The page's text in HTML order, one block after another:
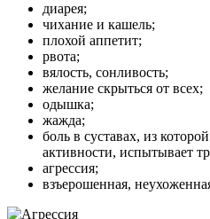
диарея;
чихание и кашель;
плохой аппетит;
рвота;
вялость, сонливость;
желание скрыться от всех;
одышка;
жажда;
боль в суставах, из
активности, испытывает
агрессия;
взъерошенная,